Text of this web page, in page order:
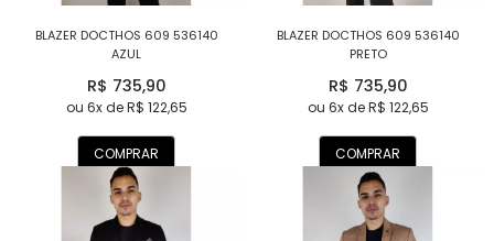
BLAZER DOCTHOS 609 536140
AZUL
R$ 735,90
ou 6x de R$ 122,65
COMPRAR
BLAZER DOCTHOS 609 536140
PRETO
R$ 735,90
ou 6x de R$ 122,65
COMPRAR